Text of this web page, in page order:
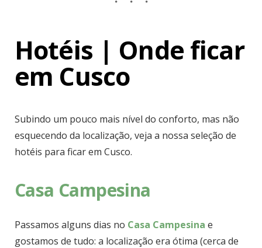
Hotéis | Onde ficar
em Cusco
Subindo um pouco mais nível do conforto, mas não
esquecendo da localização, veja a nossa seleção de
hotéis para ficar em Cusco.
Casa Campesina
Passamos alguns dias no Casa Campesina e
gostamos de tudo: a localização era ótima (cerca de